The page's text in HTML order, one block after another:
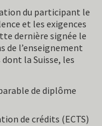
du participant le
et les exigences
dernière signée le
de l’enseignement
la Suisse, les
de diplôme
de crédits (ECTS)